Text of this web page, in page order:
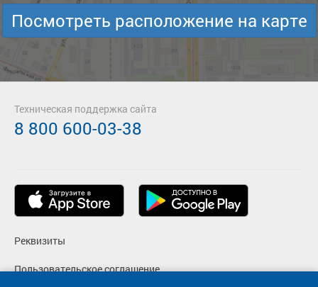
Посмотреть расположение на карте
Реквизиты
Пользовательское соглашение
Техническая поддержка сайта
8 800 600-03-38